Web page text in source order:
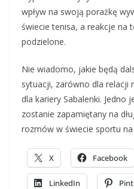
wpływ na swoją porażkę
świecie tenisa, a reakcje na
podzielone.
Nie wiadomo, jakie będą
sytuacji, zarówno dla relacji
dla kariery Sabalenki. Jedno
zostanie zapamiętany na
rozmów w świecie sportu
X Facebook
LinkedIn